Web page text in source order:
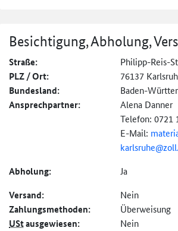
Besichtigung, Abholung,
Straße: Philipp-Reis-
PLZ / Ort: 76137
Bundesland: Baden-
Ansprechpartner:
Alena Danner
Telefon: 0721
E-Mail:
karlsruhe@
Abholung: Ja
Versand: Nein
Zahlungs­methoden: Überweisung
UStausgewiesen: Nein